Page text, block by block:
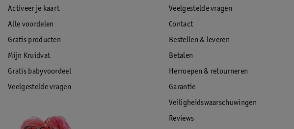
Activeer je kaart
Alle voordelen
Gratis producten
Mijn Kruidvat
Gratis babyvoordeel
Veelgestelde vragen
Veelgestelde vragen
Contact
Bestellen & leveren
Betalen
Herroepen & retourneren
Garantie
Veiligheidswaarschuwingen
Reviews